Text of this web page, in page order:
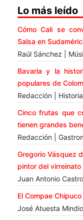
Lo más leído
Cómo Cali se
Salsa en
Raúl Sánchez |
Bavaria y la
populares de
Redacción | Historia
Cinco frutas que
tienen grandes
Redacción |
Gregorio Vásquez
pintor del
Juan Antonio
El Compae Chipuco
José Atuesta